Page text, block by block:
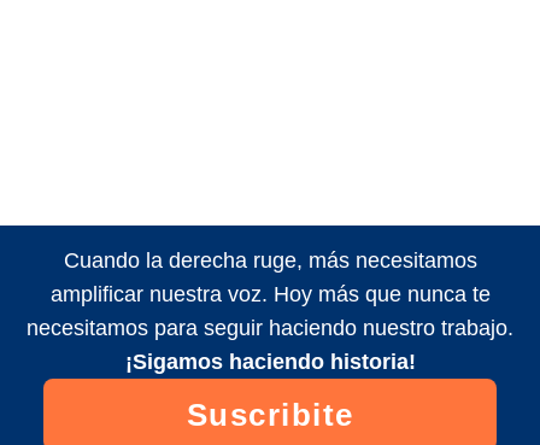
Cuando la derecha ruge, más necesitamos
amplificar nuestra voz. Hoy más que nunca te
necesitamos para seguir haciendo nuestro trabajo.
¡Sigamos haciendo historia!
Suscribite